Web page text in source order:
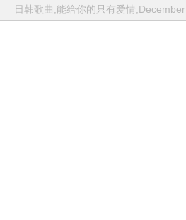
日韩歌曲,能给你的只有爱情,December